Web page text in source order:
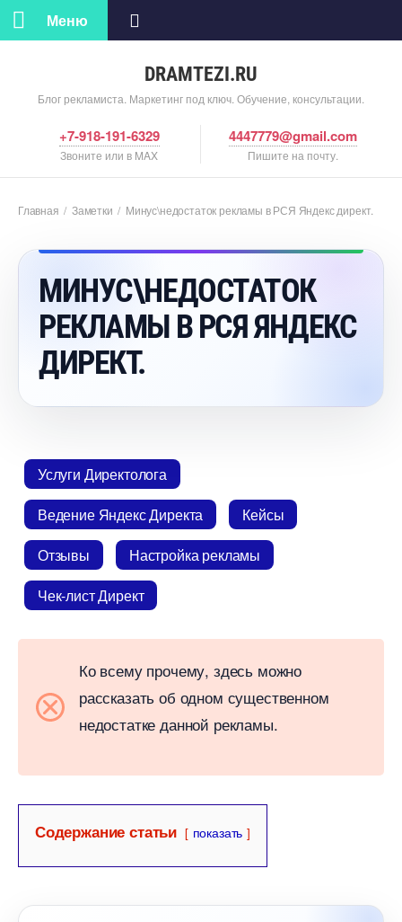
DRAMTEZI.RU
Блог рекламиста. Маркетинг под ключ. Обучение, консультации.
Меню
+7-918-191-6329
Звоните или в MAX
4447779@gmail.com
Пишите на почту.
Главная / Заметки / Минус\недостаток рекламы в РСЯ Яндекс директ.
МИНУС\НЕДОСТАТОК
РЕКЛАМЫ В РСЯ ЯНДЕКС
ДИРЕКТ.
Услуги Директолога
едение Яндекс Директа
Кейсы
Отзывы
Настройка рекламы
Чек-лист Директ
Ко всему прочему, здесь можно
рассказать об одном существенном
недостатке данной рекламы.
Содержание статьи показать